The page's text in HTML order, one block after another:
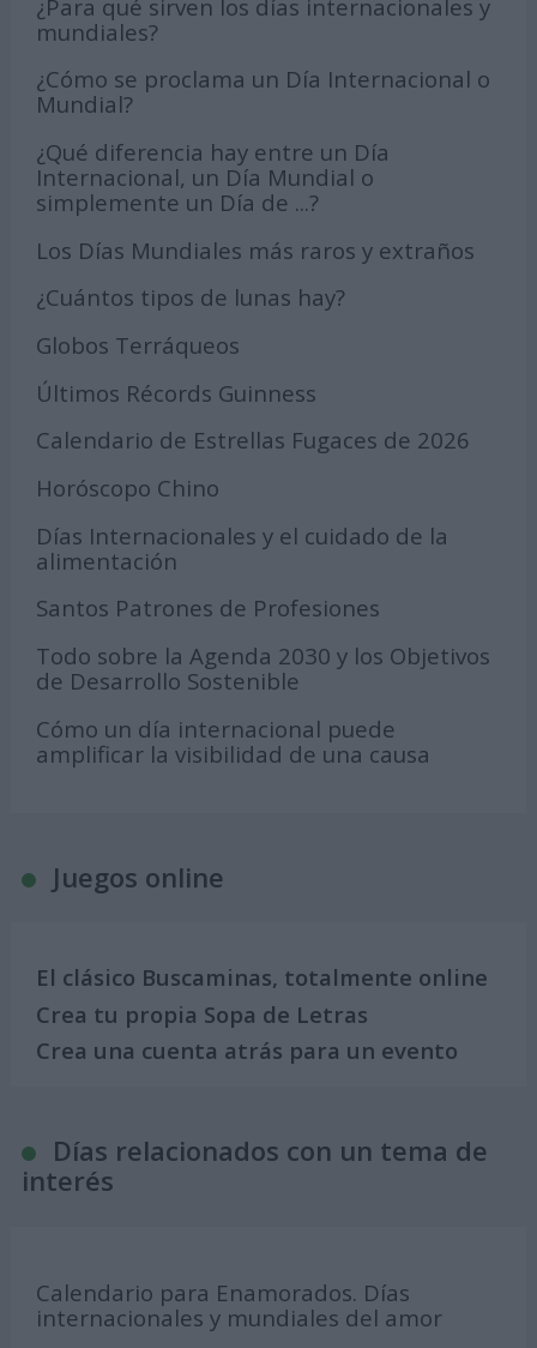
¿Para qué sirven los días internacionales y
mundiales?
¿Cómo se proclama un Día Internacional o
Mundial?
¿Qué diferencia hay entre un Día
Internacional, un Día Mundial o
simplemente un Día de ...?
Los Días Mundiales más raros y extraños
¿Cuántos tipos de lunas hay?
Globos Terráqueos
Últimos Récords Guinness
Calendario de Estrellas Fugaces de 2026
Horóscopo Chino
Días Internacionales y el cuidado de la
alimentación
Santos Patrones de Profesiones
Todo sobre la Agenda 2030 y los Objetivos
de Desarrollo Sostenible
Cómo un día internacional puede
amplificar la visibilidad de una causa
Juegos online
El clásico Buscaminas, totalmente online
Crea tu propia Sopa de Letras
Crea una cuenta atrás para un evento
Días relacionados con un tema de
interés
Calendario para Enamorados. Días
internacionales y mundiales del amor